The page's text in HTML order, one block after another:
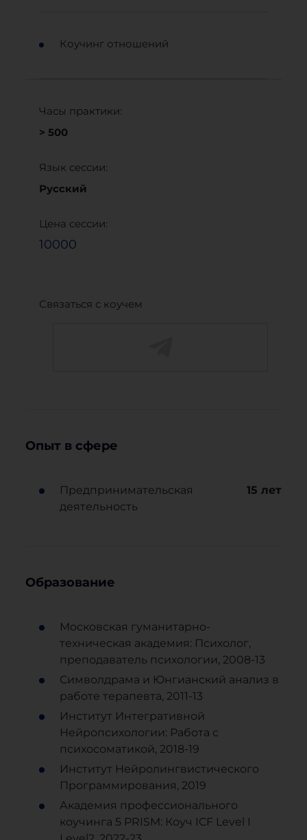
Коучинг отношений
Часы практики:
> 500
Язык сессии:
Русский
Цена сессии:
10000
Связаться с коучем
Опыт в сфере
Предпринимательская
деятельность
15 лет
Образование
Московская гуманитарно-
техническая академия: Психолог,
преподаватель психологии, 2008-13
Символдрама и Юнгианский анализ в
работе терапевта, 2011-13
Институт Интегративной
Нейропсихологии: Работа с
психосоматикой, 2018-19
Институт Нейролингвистического
Программирования, 2019
Академия профессионального
коучинга 5 PRISM: Коуч ICF Level I